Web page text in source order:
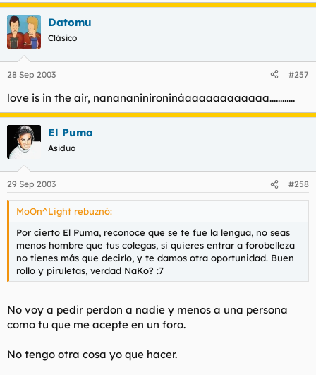
Datomu
Clásico
28 Sep 2003 #257
love is in the air, nanananinironináaaaaaaaaaaaa............
El Puma
Asiduo
29 Sep 2003 #258
MoOn^Light rebuznó:
Por cierto El Puma, reconoce que se te fue la lengua, no seas
menos hombre que tus colegas, si quieres entrar a forobelleza
no tienes más que decirlo, y te damos otra oportunidad. Buen
rollo y piruletas, verdad NaKo? :7
No voy a pedir perdon a nadie y menos a una persona
como tu que me acepte en un foro.
No tengo otra cosa yo que hacer.